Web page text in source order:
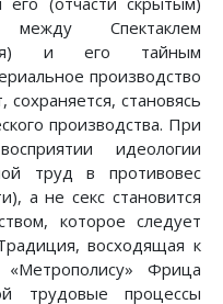
между Спектаклем
и его тайным
производство
становясь
производства. При
идеологии
труд в противовес
а не секс становится
которое следует
восходящая к
Фрица
трудовые процессы